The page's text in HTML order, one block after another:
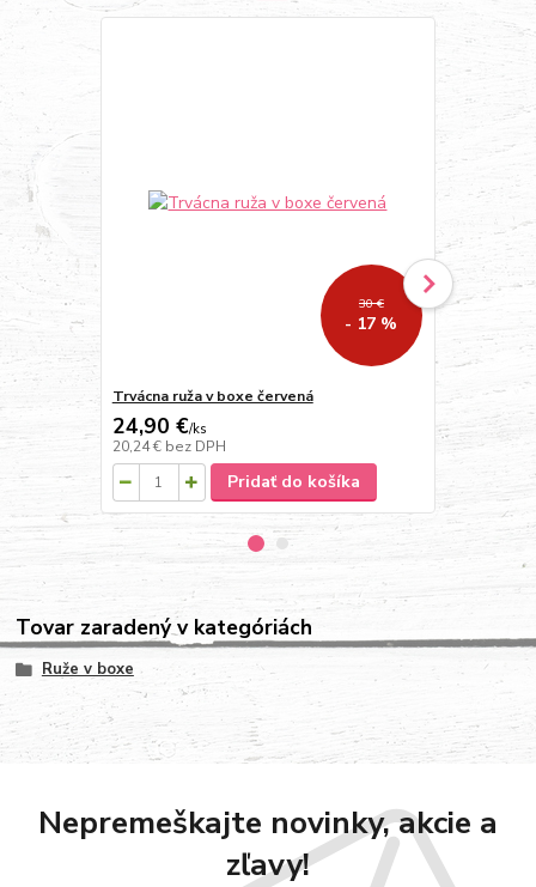
30 €
- 17 %
Trvácna ruža v boxe červená
24,90 €/ks
20,24 € bez DPH
Pridať do košíka
Doprava
Kytica
200,80 €
163,25 €
Tovar zaradený v kategóriách
Ruže v boxe
Nepremeškajte novinky, akcie a
zľavy!